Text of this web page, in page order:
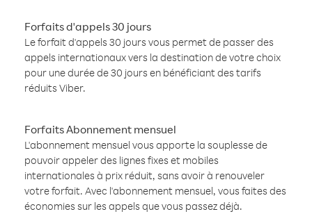
Forfaits d'appels 30 jours
Le forfait d'appels 30 jours vous permet de passer des
appels internationaux vers la destination de votre choix
pour une durée de 30 jours en bénéficiant des tarifs
réduits Viber.
Forfaits Abonnement mensuel
L'abonnement mensuel vous apporte la souplesse de
pouvoir appeler des lignes fixes et mobiles
internationales à prix réduit, sans avoir à renouveler
votre forfait. Avec l'abonnement mensuel, vous faites des
économies sur les appels que vous passez déjà.